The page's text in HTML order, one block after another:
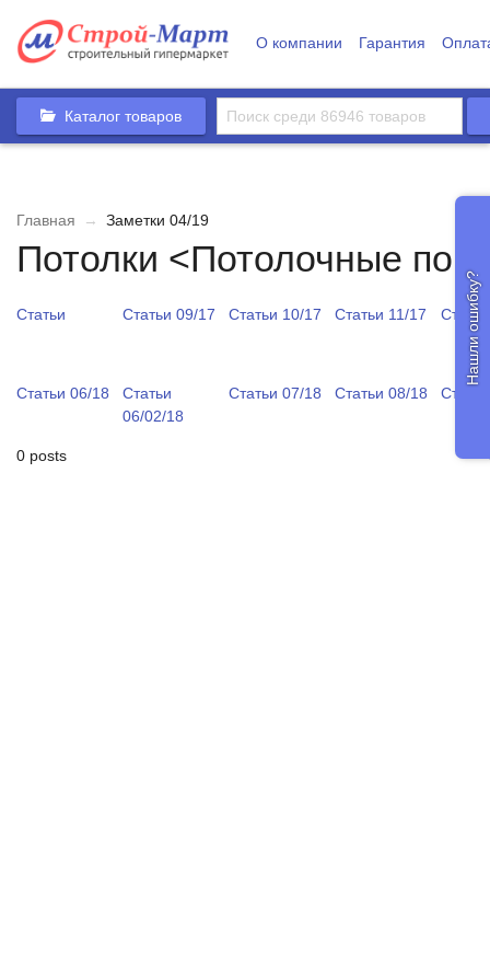
О компании Гарантия
Каталог товаров
Главная → Заметки 04/19
Потолки <Потолочные
Статьи Статьи 09/17 Статьи 10/17 Статьи 11/17
Статьи 06/18
Статьи
06/02/18
Статьи 07/18 Статьи 08/18
0 posts
Нашли ошибку?